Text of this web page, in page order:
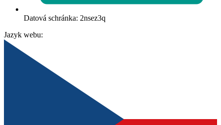
Datová schránka: 2nsez3q
Jazyk webu: